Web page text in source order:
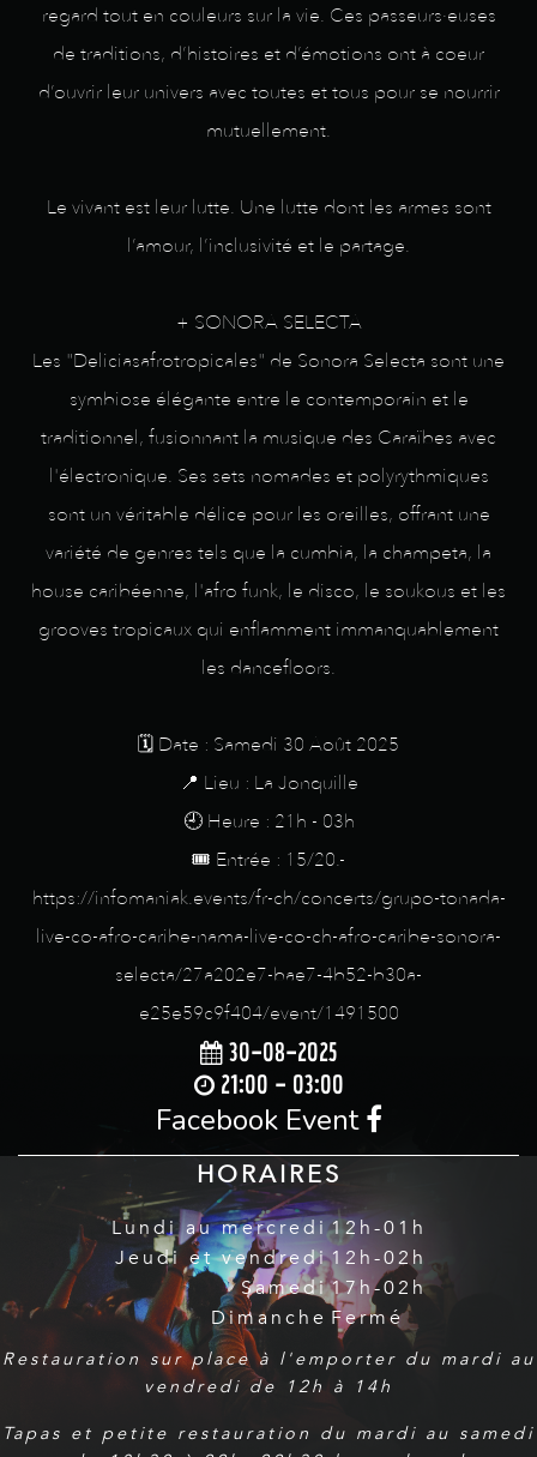
regard tout en couleurs sur la vie. Ces passeurs·euses
de traditions, d’histoires et d’émotions ont à coeur
d’ouvrir leur univers avec toutes et tous pour se nourrir
mutuellement.
Le vivant est leur lutte. Une lutte dont les armes sont
l’amour, l’inclusivité et le partage.
+ SONORA SELECTA
Les "Deliciasafrotropicales" de Sonora Selecta sont une
symbiose élégante entre le contemporain et le
traditionnel, fusionnant la musique des Caraïbes avec
l'électronique. Ses sets nomades et polyrythmiques
sont un véritable délice pour les oreilles, offrant une
variété de genres tels que la cumbia, la champeta, la
house caribéenne, l'afro funk, le disco, le soukous et les
grooves tropicaux qui enflamment immanquablement
les dancefloors.
🗓️ Date : Samedi 30 Août 2025
📍 Lieu : La Jonquille
🕘 Heure : 21h - 03h
🎟️ Entrée : 15/20.-
https://infomaniak.events/fr-ch/concerts/grupo-tonada-
live-co-afro-caribe-nama-live-co-ch-afro-caribe-sonora-
selecta/27a202e7-bae7-4b52-b30a-
e25e59c9f404/event/1491500
30-08-2025
21:00 - 03:00
Facebook Event
HORAIRES
Lundi au mercredi
Jeudi et vendredi
Samedi
Dimanche
12h-01h
12h-02h
17h-02h
Fermé
Restauration sur place à l'emporter du mardi au
vendredi de 12h à 14h
Tapas et petite restauration du mardi au samedi